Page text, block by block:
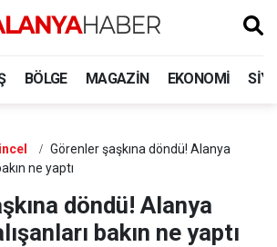
BÖLGE MAGAZIN EKONOMI
Görenler şaşkına döndü! Alanya
ne yaptı
döndü! Alanya
bakın ne yaptı